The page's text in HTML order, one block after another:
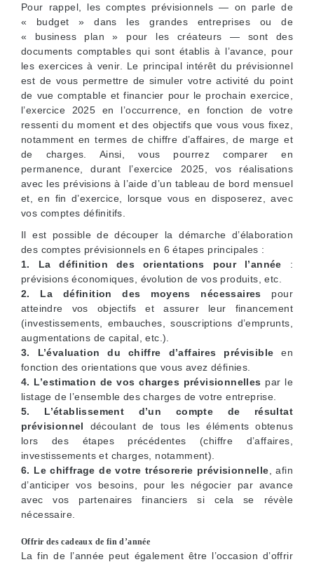
Pour rappel, les comptes prévisionnels — on parle de
« budget » dans les grandes entreprises ou de
« business plan » pour les créateurs — sont des
documents comptables qui sont établis à l’avance, pour
les exercices à venir. Le principal intérêt du prévisionnel
est de vous permettre de simuler votre activité du point
de vue comptable et financier pour le prochain exercice,
l’exercice 2025 en l’occurrence, en fonction de votre
ressenti du moment et des objectifs que vous vous fixez,
notamment en termes de chiffre d’affaires, de marge et
de charges. Ainsi, vous pourrez comparer en
permanence, durant l’exercice 2025, vos réalisations
avec les prévisions à l’aide d’un tableau de bord mensuel
et, en fin d’exercice, lorsque vous en disposerez, avec
vos comptes définitifs.
Il est possible de découper la démarche d’élaboration
des comptes prévisionnels en 6 étapes principales :
1. La définition des orientations pour l’année :
prévisions économiques, évolution de vos produits, etc.
2. La définition des moyens nécessaires
pour
atteindre vos objectifs et assurer leur financement
(investissements, embauches, souscriptions d’emprunts,
augmentations de capital, etc.).
3. L’évaluation du chiffre d’affaires prévisible en
fonction des orientations que vous avez définies.
4. L’estimation de vos charges prévisionnelles par le
listage de l’ensemble des charges de votre entreprise.
5. L’établissement d’un compte de résultat
prévisionnel
découlant de tous les éléments obtenus
lors des étapes précédentes (chiffre d’affaires,
investissements et charges, notamment).
6. Le chiffrage de votre trésorerie prévisionnelle , afin
d’anticiper vos besoins, pour les négocier par avance
avec vos partenaires financiers si cela se révèle
nécessaire.
Offrir des cadeaux de fin d’année
La fin de l’année peut également être l’occasion d’offrir